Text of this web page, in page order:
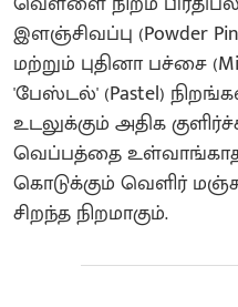
இளஞ்சிவப்பு (Powder
மற்றும் புதினா பச்சை
'பேஸ்டல்' (Pastel)
உடலுக்கும் அதிக
வெப்பத்தை உள்வாங்காத
கொடுக்கும் வெளிர்
சிறந்த நிறமாகும்.